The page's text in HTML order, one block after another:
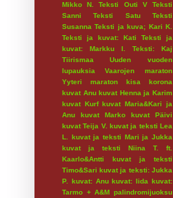
Mikko N.
Teksti Outi V
Teksti
Sanni
Teksti Satu
Teksti
Susanna Teksti ja kuva; Kari K.
Teksti ja kuvat: Kati
Teksti ja
kuvat: Markku I.
Teksti: Kaj
Tiirismaa
Uuden vuoden
lupauksia
Vaarojen maraton
Yyteri maraton
kisa
korona
kuvat Anu kuvat Henna ja Karim
kuvat Kurf kuvat Maria&Kari ja
Anu
kuvat Marko
kuvat Päivi
kuvat Teija V. kuvat ja teksti Lea
L.
kuvat ja teksti Mari ja Jukka
kuvat ja teksti Niina T. ft.
Kaarlo&Antti
kuvat ja teksti
Timo&Sari kuvat ja teksti: Jukka
P.
kuvat: Anu kuvat: Iida kuvat:
Tarmo + A&M palindromijuoksu